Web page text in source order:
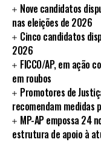
Nove candidatos
nas eleições de 2026
Cinco candidatos
2026
FICCO/AP, em ação
em roubos
Promotores de
recomendam medidas
MP-AP empossa 24
estrutura de apoio à